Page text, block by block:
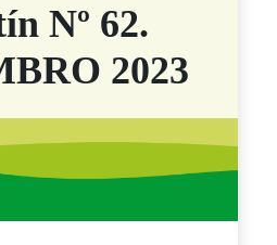
Nº 62.
2023